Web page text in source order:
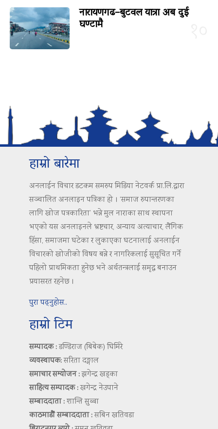
नारायणगढ–बुटवल यात्रा अब दुई
घण्टामै
हाम्रो बारेमा
अनलाईन विचार डटकम समरुप मिडिया नेटवर्क प्रा.लि.द्वारा
सञ्चालित अनलाइन पत्रिका हो । ‘समाज रुपान्तरणका
लागि खोज पत्रकारिता’ भन्ने मुल नाराका साथ स्थापना
भएको यस अनलाइनले भ्रष्टचार, अन्याय अत्याचार, लैंगिक
हिंसा, समाजमा घटेका र लुकाएका घटनालाई अनलाईन
विचारको खोजीको विषय बन्ने र नागरिकलाई सुसूचित गर्ने
पहिलो प्राथमिकता हुनेछ भने अर्थतन्त्रलाई समृद्ध बनाउन
प्रयासरत रहनेछ ।
पुरा पढ्नुहोस..
हाम्रो टिम
सम्पादक :डण्डिराज (बिबेक) घिमिरे
व्यवस्थापक:सरिता दङ्गाल
समाचार सम्योजन :झगेन्द्र खड्का
साहित्य सम्पादक :खगेन्द्र नेउपाने
सम्बाददाता :शान्ति सुब्बा
काठमाडौं सम्बाददाता :सबिन खतिवडा